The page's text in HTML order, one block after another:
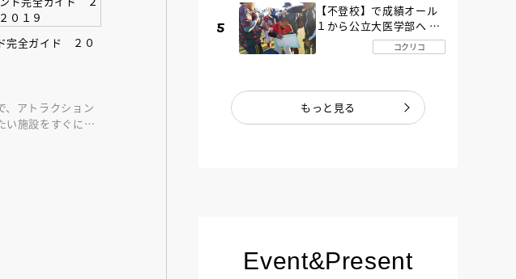
完全ガイド ２０
、アトラクション
い施設をすぐに探
【不登校】で成績オール
１から公立大医学部へ 中
２で起立性調節障害「治
るまで３年」の診断 その
コクリコ
もっと見る
Event&Present